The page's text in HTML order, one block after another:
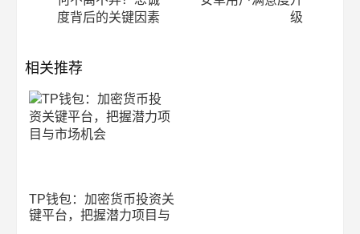
度背后的关键因素
级
相关推荐
TP钱包：加密货币投资关
键平台，把握潜力项目与